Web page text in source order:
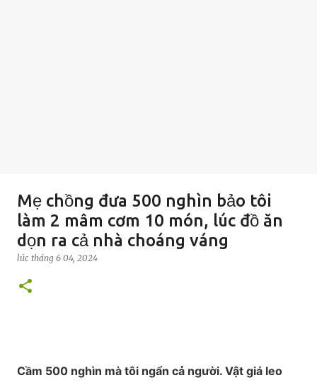
Mẹ chồng đưa 500 nghìn bảo tôi
làm 2 mâm cơm 10 món, lúc đồ ăn
dọn ra cả nhà choáng váng
lúc tháng 6 04, 2024
Cầm 500 nghìn mà tôi ngẩn cả người. Vật giá leo